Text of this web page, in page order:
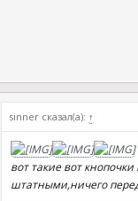
sinner сказал(а): ↑
вот такие вот
штатными,ничего